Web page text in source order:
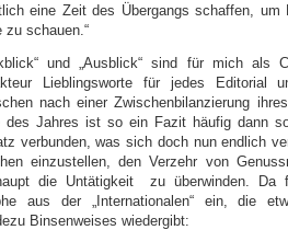
eine Zeit des Übergangs schaffen,
zu schauen.“
und „Ausblick“ sind für mich als
Lieblingsworte für jedes Editorial
nach einer Zwischenbilanzierung
des Jahres ist so ein Fazit häufig dann
verbunden, was sich doch nun endlich
einzustellen, den Verzehr von
die Untätigkeit zu überwinden. Da
aus der „Internationalen“ ein, die
Binsenweises wiedergibt: